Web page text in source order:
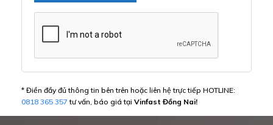
* Điền đầy đủ thông tin bên trên hoặc liên hệ trực tiếp HOTLINE:
0818 365 357 tư vấn, báo giá tại Vinfast Đồng Nai!